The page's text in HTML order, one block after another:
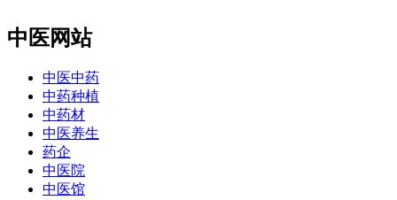
中医网站
中医中药
中药种植
中药材
中医养生
药企
中医院
中医馆